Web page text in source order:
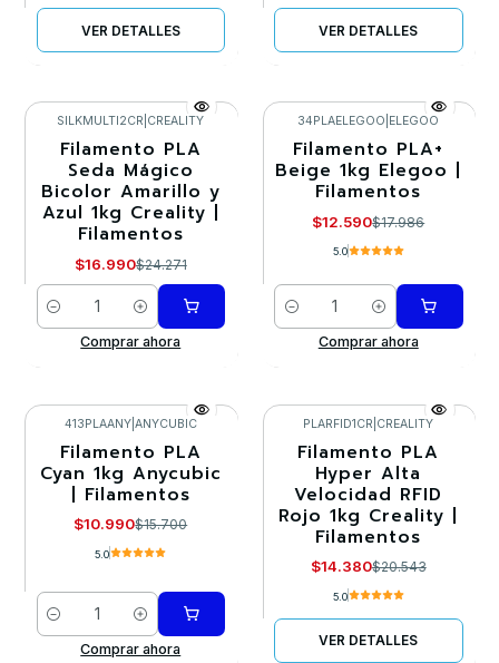
VER DETALLES VER DETALLES
-30%
SILKMULTI2CR CREALITY
Filamento PLA
Seda Mágico
Bicolor Amarillo y
Azul 1kg Creality |
Filamentos
$16.990$24.271
Cantidad
Comprar ahora
-30%
34PLAELEGOO ELEGOO
Filamento PLA+
Beige 1kg Elegoo |
Filamentos
$12.590$17.986
5.0
Cantidad
Comprar ahora
-30%
413PLAANY| ANYCUBIC
Filamento PLA
Cyan 1kg Anycubic
| Filamentos
$10.990$15.700
5.0
Cantidad
Comprar ahora
-30%
Agotado
PLARFID1CR CREALITY
Filamento PLA
Hyper Alta
Velocidad RFID
Rojo 1kg Creality |
Filamentos
$14.380$20.543
5.0
VER DETALLES